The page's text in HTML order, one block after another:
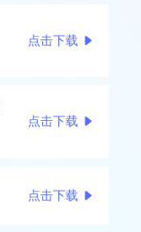
点击下载
点击下载
点击下载